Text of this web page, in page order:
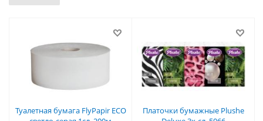
Туалетная бумага FlyPapir ECO
Платочки бумажные Plushe